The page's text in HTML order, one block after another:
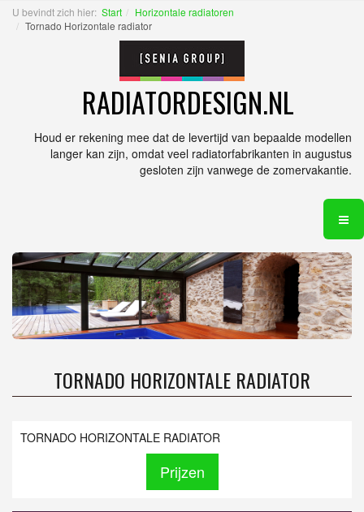
U bevindt zich hier: Start
Horizontale radiatoren
Tornado Horizontale radiator
RADIATORDESIGN.NL
Houd er rekening mee dat de levertijd van bepaalde modellen
langer kan zijn, omdat veel radiatorfabrikanten in augustus
gesloten zijn vanwege de zomervakantie.
TORNADO HORIZONTALE RADIATOR
TORNADO HORIZONTALE RADIATOR
Prijzen